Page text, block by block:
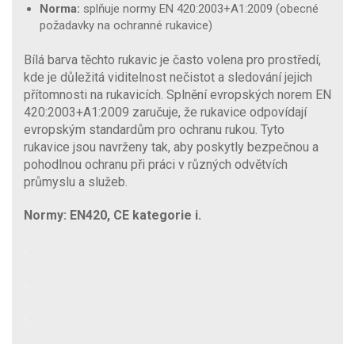
Norma: splňuje normy EN 420:2003+A1:2009 (obecné
požadavky na ochranné rukavice)
Bílá barva těchto rukavic je často volena pro prostředí,
kde je důležitá viditelnost nečistot a sledování jejich
přítomnosti na rukavicích. Splnění evropských norem EN
420:2003+A1:2009 zaručuje, že rukavice odpovídají
evropským standardům pro ochranu rukou. Tyto
rukavice jsou navrženy tak, aby poskytly bezpečnou a
pohodlnou ochranu při práci v různých odvětvích
průmyslu a služeb.
Normy: EN420, CE kategorie i.